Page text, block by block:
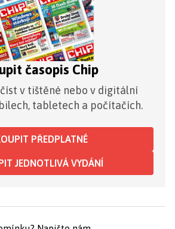
časopis Chip
v tištěné nebo v digitální
tabletech a počítačích.
PŘEDPLATNÉ
JEDNOTLIVÁ VYDÁNÍ